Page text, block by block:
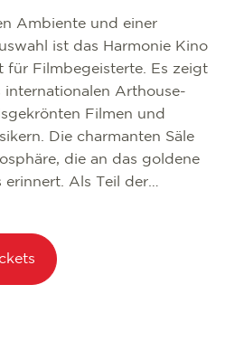
Ambiente und einer
ist das Harmonie Kino
für Filmbegeisterte. Es zeigt
internationalen Arthouse-
Filmen und
Die charmanten Säle
die an das goldene
erinnert. Als Teil der
steht das Harmonie für
Repertoire. Wer sich
inspirieren lassen